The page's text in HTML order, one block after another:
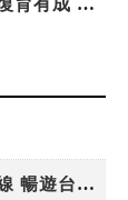
虎頭埤森林秘境！「枯樹籬步道」生態復育有成 走進大自然生命教室
台灣好行／新路線！下半年增開大雪山線 暢遊台中更便利